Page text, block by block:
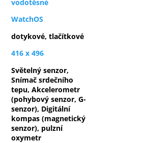
vodotěsné
WatchOS
dotykové, tlačítkové
416 x 496
Světelný senzor,
Snímač srdečního
tepu, Akcelerometr
(pohybový senzor, G-
senzor), Digitální
kompas (magnetický
senzor), pulzní
oxymetr